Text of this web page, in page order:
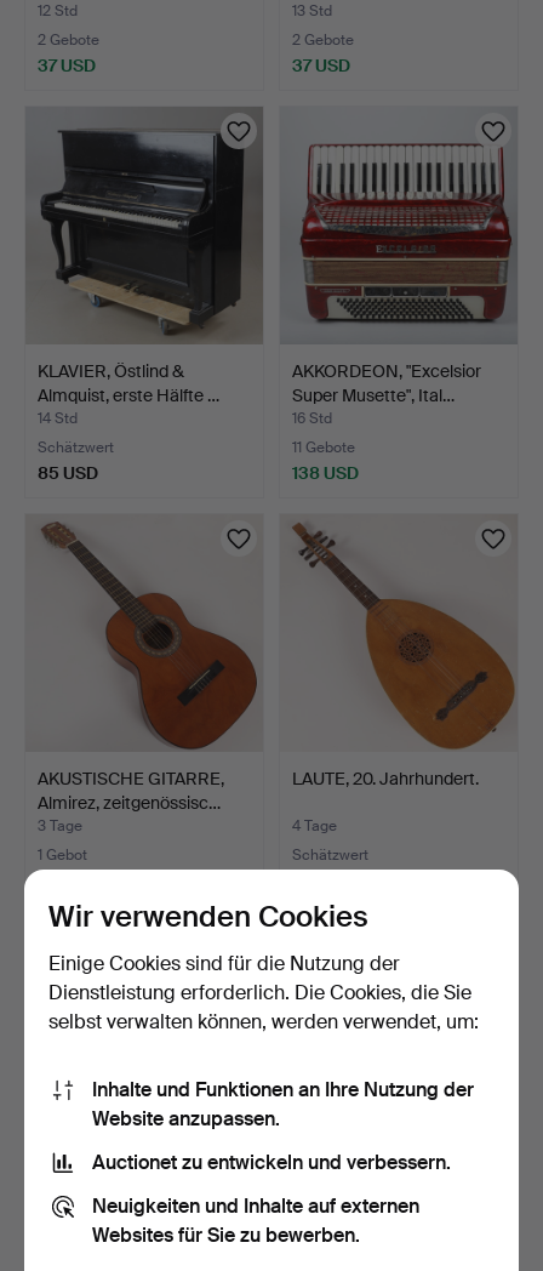
12 Std
2 Gebote
37 USD
13 Std
2 Gebote
37 USD
KLAVIER, Östlind &
Almquist, erste Hälfte …
14 Std
Schätzwert
85 USD
AKKORDEON, "Excelsior
Super Musette", Ital…
16 Std
11 Gebote
138 USD
AKUSTISCHE GITARRE,
Almirez, zeitgenössisc…
3 Tage
1 Gebot
LAUTE, 20. Jahrhundert.
4 Tage
Schätzwert
Granesso, Hagström, 20.
J…
4 Tage
Wir verwenden Cookies
Einige Cookies sind für die Nutzung der
Dienstleistung erforderlich. Die Cookies, die Sie
selbst verwalten können, werden verwendet, um:
Inhalte und Funktionen an Ihre Nutzung der
Website anzupassen.
Auctionet zu entwickeln und verbessern.
Neuigkeiten und Inhalte auf externen
Websites für Sie zu bewerben.